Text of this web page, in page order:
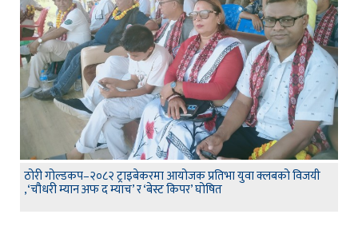
ठोरी गोल्डकप–२०८२ ट्राइबेकरमा आयोजक प्रतिभा युवा क्लबको विजयी
,‘चौधरी म्यान अफ द म्याच’ र ‘बेस्ट किपर’ घोषित